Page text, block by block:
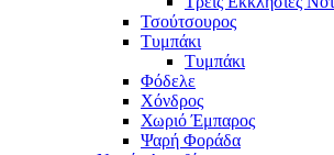
Τσούτσουρος
Τυμπάκι
Τυμπάκι
Φόδελε
Χόνδρος
Χωριό Έμπαρος
Ψαρή Φοράδα